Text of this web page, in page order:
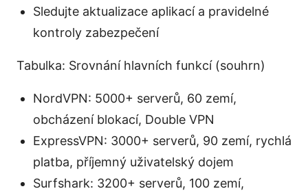
Sledujte aktualizace aplikací a pravidelné
kontroly zabezpečení
Tabulka: Srovnání hlavních funkcí (souhrn)
NordVPN: 5000+ serverů, 60 zemí,
obcházení blokací, Double VPN
ExpressVPN: 3000+ serverů, 90 zemí, rychlá
platba, příjemný uživatelský dojem
Surfshark: 3200+ serverů, 100 zemí,